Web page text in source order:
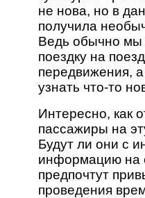
не нова, но в
получила
Ведь обычно мы
поездку на
передвижения,
узнать что-то
Интересно, как
пассажиры на
Будут ли они с
информацию на
предпочтут
проведения